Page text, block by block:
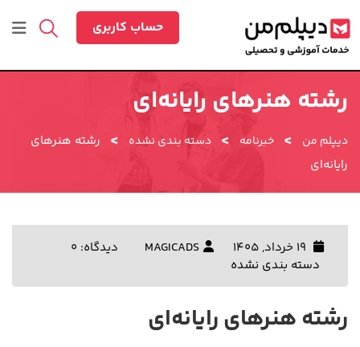
به
محتوا
حساب کاربری
رشته هنرهای رایانه‌ای
دیپلم من > خبرنامه > دسته بندی نشده >
رشته هنرهای
رایانه‌ای
MAGICADS
دیدگاه: 0
دسته بندی نشده
رشته هنرهای رایانه‌ای